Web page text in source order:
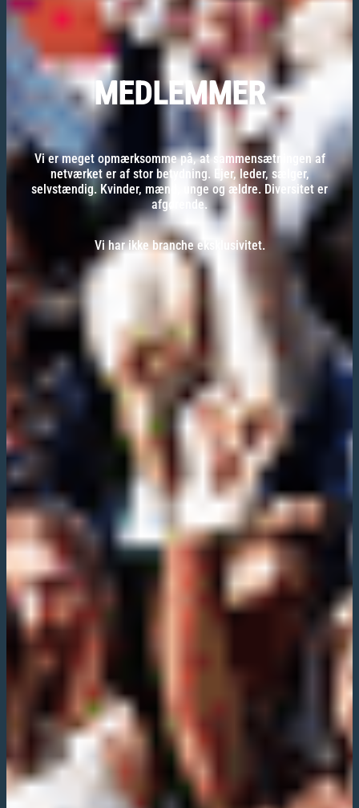
MEDLEMMER
Vi er meget opmærksomme på, at sammensætningen af
netværket er af stor betydning. Ejer, leder, sælger,
selvstændig. Kvinder, mænd, unge og ældre. Diversitet er
afgørende.
Vi har ikke branche eksklusivitet.